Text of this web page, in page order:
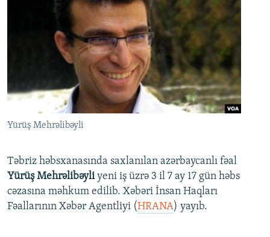
Yürüş Mehrəlibəyli
Təbriz həbsxanasında saxlanılan azərbaycanlı fəal
Yürüş Mehrəlibəyliyeni iş üzrə 3 il 7 ay 17 gün həbs
cəzasına məhkum edilib. Xəbəri İnsan Haqları
Fəallarının Xəbər Agentliyi (HRANA) yayıb.